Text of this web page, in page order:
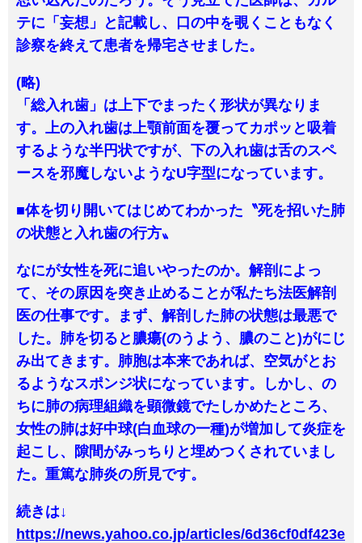
テに「妄想」と記載し、口の中を覗くこともなく
診察を終えて患者を帰宅させました。
(略)
「総入れ歯」は上下でまったく形状が異なりま
す。上の入れ歯は上顎前面を覆ってカポッと吸着
するような半円状ですが、下の入れ歯は舌のスペ
ースを邪魔しないようなU字型になっています。
■体を切り開いてはじめてわかった〝死を招いた肺
の状態と入れ歯の行方〟
なにが女性を死に追いやったのか。解剖によっ
て、その原因を突き止めることが私たち法医解剖
医の仕事です。まず、解剖した肺の状態は最悪で
した。肺を切ると膿瘍(のうよう、膿のこと)がにじ
み出てきます。肺胞は本来であれば、空気がとお
るようなスポンジ状になっています。しかし、の
ちに肺の病理組織を顕微鏡でたしかめたところ、
女性の肺は好中球(白血球の一種)が増加して炎症を
起こし、隙間がみっちりと埋めつくされていまし
た。重篤な肺炎の所見です。
続きは↓
https://news.yahoo.co.jp/articles/6d36cf0df423e